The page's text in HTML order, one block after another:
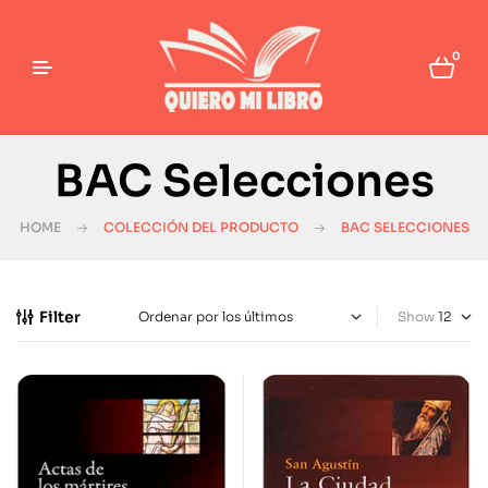
0
BAC Selecciones
HOME COLECCIÓN DEL PRODUCTO BAC SELECCIONES
Filter Show